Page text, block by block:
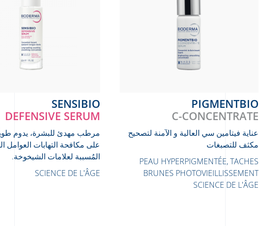
PIGMENTBIO
C-CONCENTRATE
عناية فيتامين سي العالية و الآمنة لتصحيح
مكثف للتصبغات
PEAU HYPERPIGMENTÉE, TACHES
BRUNES PHOTOVIEILLISSEMENT
SCIENCE DE L'ÂGE
SENSIBIO
DEFENSIVE SERUM
مرطب مهدئ للبشرة، يدوم
على مكافحة التهابات العوامل
المُسببة لعلامات الشيخوخة.
SCIENCE DE L'ÂGE